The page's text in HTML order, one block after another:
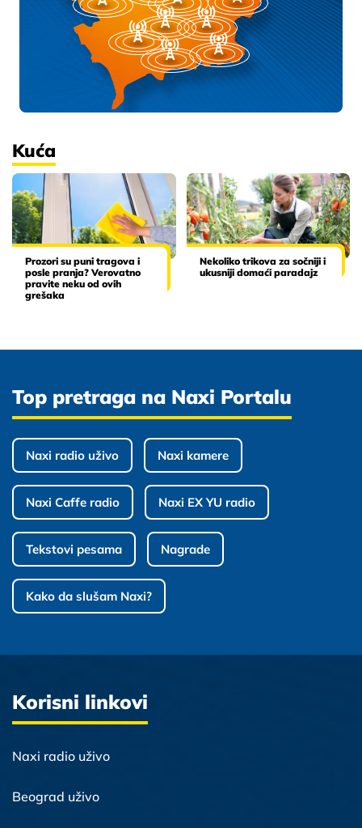
Kuća
Prozori su puni tragova i
posle pranja? Verovatno
pravite neku od ovih
grešaka
Nekoliko trikova za sočniji i
ukusniji domaći paradajz
Top pretraga na Naxi Portalu
Naxi radio uživo Naxi kamere
Naxi Caffe radio Naxi EX YU radio
Tekstovi pesama Nagrade
Kako da slušam Naxi?
Korisni linkovi
Naxi radio uživo
Beograd uživo